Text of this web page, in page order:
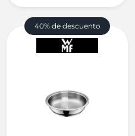
40% de descuento